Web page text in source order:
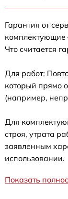
Гарантия от
Что считается
Для работ:
который прямо
(например,
Для
строя, утрата
заявленным
использовании.
Показать